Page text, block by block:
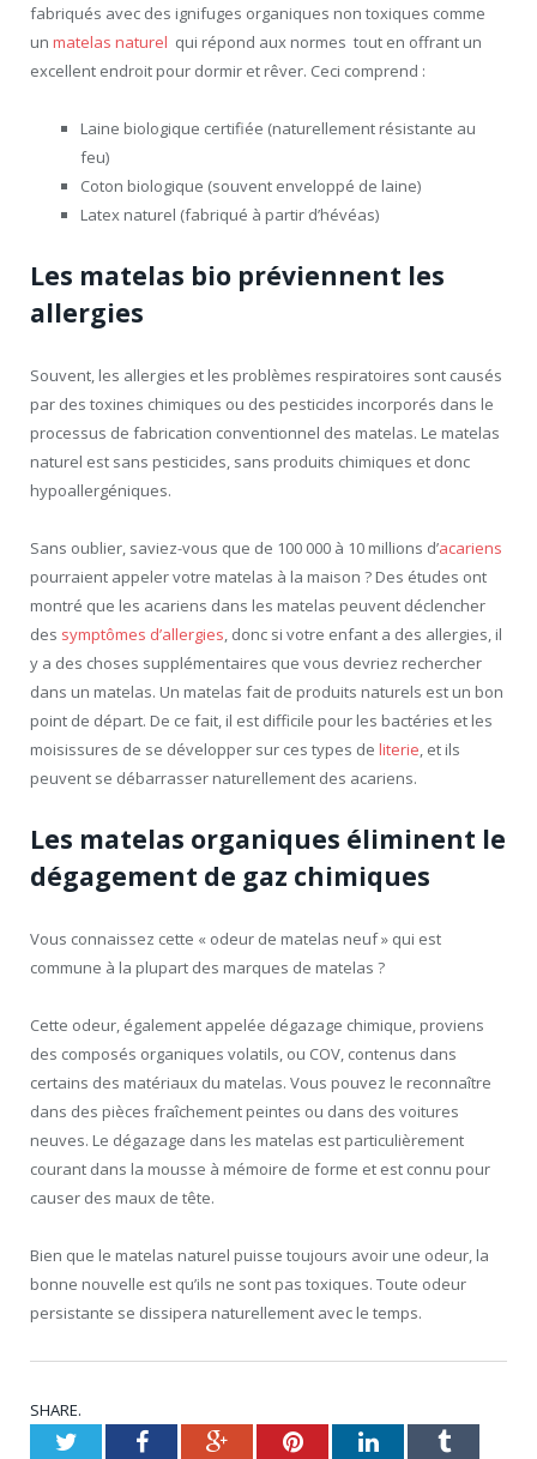
fabriqués avec des ignifuges organiques non toxiques comme
un matelas naturel qui répond aux normes tout en offrant un
excellent endroit pour dormir et rêver. Ceci comprend :
Laine biologique certifiée (naturellement résistante au
feu)
Coton biologique (souvent enveloppé de laine)
Latex naturel (fabriqué à partir d’hévéas)
Les matelas bio préviennent les
allergies
Souvent, les allergies et les problèmes respiratoires sont causés
par des toxines chimiques ou des pesticides incorporés dans le
processus de fabrication conventionnel des matelas. Le matelas
naturel est sans pesticides, sans produits chimiques et donc
hypoallergéniques.
Sans oublier, saviez-vous que de 100 000 à 10 millions d’acariens
pourraient appeler votre matelas à la maison ? Des études ont
montré que les acariens dans les matelas peuvent déclencher
des symptômes d’allergies, donc si votre enfant a des allergies, il
y a des choses supplémentaires que vous devriez rechercher
dans un matelas. Un matelas fait de produits naturels est un bon
point de départ. De ce fait, il est difficile pour les bactéries et les
moisissures de se développer sur ces types de literie, et ils
peuvent se débarrasser naturellement des acariens.
Les matelas organiques éliminent le
dégagement de gaz chimiques
Vous connaissez cette « odeur de matelas neuf » qui est
commune à la plupart des marques de matelas ?
Cette odeur, également appelée dégazage chimique, proviens
des composés organiques volatils, ou COV, contenus dans
certains des matériaux du matelas. Vous pouvez le reconnaître
dans des pièces fraîchement peintes ou dans des voitures
neuves. Le dégazage dans les matelas est particulièrement
courant dans la mousse à mémoire de forme et est connu pour
causer des maux de tête.
Bien que le matelas naturel puisse toujours avoir une odeur, la
bonne nouvelle est qu’ils ne sont pas toxiques. Toute odeur
persistante se dissipera naturellement avec le temps.
SHARE.
TwitterFacebookGoogle+PinterestLinkedInTumblr